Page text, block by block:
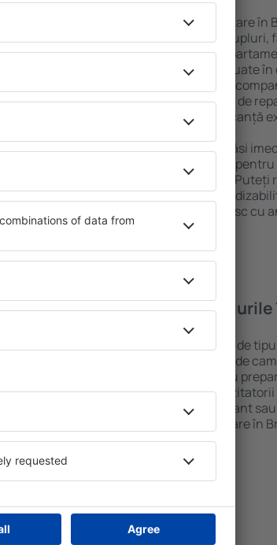
Puteți alege dintr-o ofertă variată de cazare în
proprietăți pentru o singură persoană, cupluri,
ȋn vârstă și grupuri. Oaspeţii pot sta în
pensiuni care oferă intimitate și sunt situate
Briare. Facilitățile din apropiere, inclusiv
auto, transport public, magazine, centre de
relaxare sau distracţie, garantează o vacanță
Dacă doriţi cazare de lux în Briare, veţi găsi
potrivească. Veți găsi tot ce aveți nevoie
călătoria de afaceri la destinația aleasă. Puteți
Briare cu facilități pentru persoanele cu
copii, precum și pentru cei care călătoresc cu
companie.
Ce fel de facilităţi oferă hotelurile
Facilitățile proprietăţilor în Briare depind de
numărul de stele. Oaspeții pot beneficia de
balcon, aer condiționat, ustensile pentru
cafelei, prosoape și acces la internet.
gratuită, pot comanda o masă la restaurant
hotel cu piscină. În plus, pot rezerva cazare în
care oferă transport de la aeroport.
Cât costă cazarea în Briare?